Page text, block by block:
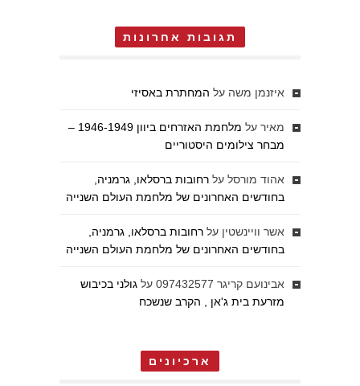
תגובות אחרונות
איזנמן משה על המחתרת באסיזי
מאיר על
מלחמת האזרחים ביוון 1946-1949 –
מבחר צילומים היסטוריים
אהוד מורסל על רחובות ברסלאו, גרמניה,
בחודשים האחרונים של מלחמת העולם השנייה
אשר וויינשטין על רחובות ברסלאו, גרמניה,
בחודשים האחרונים של מלחמת העולם השנייה
אבינועם קריגר 097432577 על גולני בכיבוש
מזרעת בית ג'אן , הקרב שנשכח
ארכיונים